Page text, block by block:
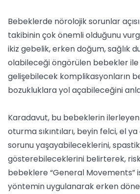
Bebeklerde nörolojik sorunlar
takibinin çok önemli olduğunu
ikiz gebelik, erken doğum, sağlık
olabileceği öngörülen bebekler
gelişebilecek komplikasyonların
bozukluklara yol açabileceğini
Karadavut, bu bebeklerin
oturma sıkıntıları, beyin felci, el
sorunu yaşayabileceklerini,
gösterebileceklerini belirterek,
bebeklere “General Movements”
yöntemin uygulanarak erken